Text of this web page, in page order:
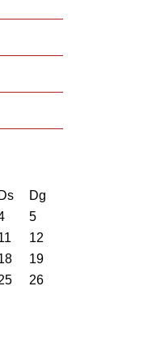
Ds
Dg
5
12
19
26
de València. Cami de